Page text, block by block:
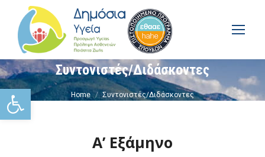
Ανοίξτε τη γραμμή
Συντονιστές/Διδάσκοντες
You are here:
Home Συντονιστές/Διδάσκοντες
Α’ Εξάμηνο